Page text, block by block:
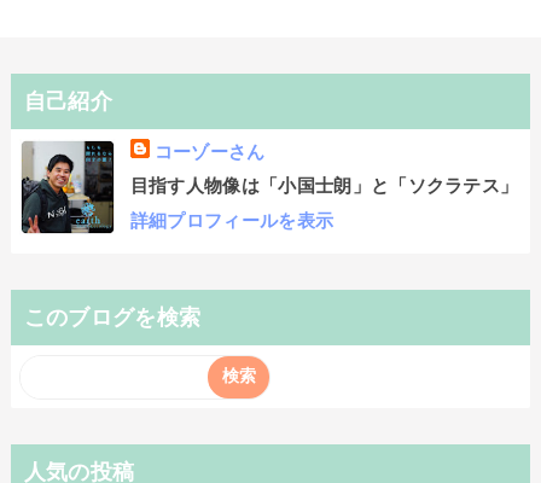
自己紹介
コーゾーさん
目指す人物像は「小国士朗」と「ソクラテス」
詳細プロフィールを表示
このブログを検索
人気の投稿